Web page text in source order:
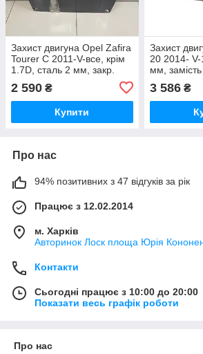
Захист двигуна Opel Zafira
Tourer C 2011-V-все, крім
1.7D, сталь 2 мм, закр.
2 590 ₴
Купити
Захист
20 2014- V-
мм,
3 586₴
Про нас
94% позитивних з 47 відгуків за рік
Працює з 12.02.2014
м. Харків
Авторинок Лоск площа Юрія
Контакти
Сьогодні працює з 10:00 до 20:00
Показати весь графік роботи
Про нас